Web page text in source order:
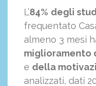
L’84% degli
frequentato
almeno 3 mesi
miglioramento
e della
analizzati, dati